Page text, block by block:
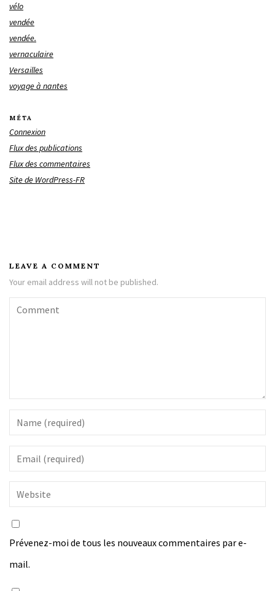
vélo
vendée
vendée.
vernaculaire
Versailles
voyage à nantes
MÉTA
Connexion
Flux des publications
Flux des commentaires
Site de WordPress-FR
LEAVE A COMMENT
Your email address will not be published.
Prévenez-moi de tous les nouveaux commentaires par e-
mail.